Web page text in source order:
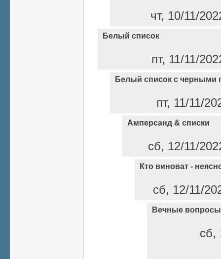
чт, 10/11/
Белый список
пт, 11/11/
Белый список с черными
пт, 11/11/
Амперсанд & списки
сб, 12/11/
Кто виноват -
сб, 12/11/
Вечные вопросы
сб,